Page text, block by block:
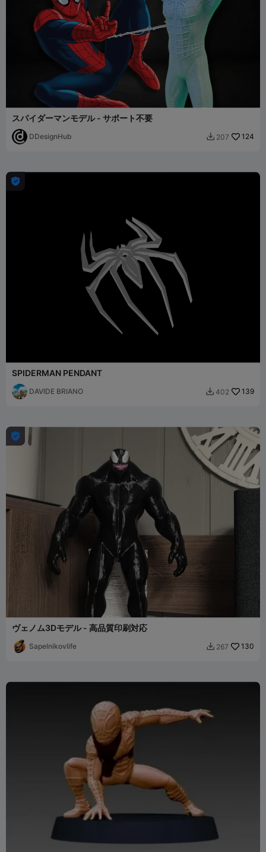
スパイダーマンモデル - サポート不要
DDesignHub  207 124

SPIDERMAN PENDANT
DAVIDE BRIANO  402 139

ヴェノム3Dモデル - 高品質印刷対応
Sapelnikovlife  267 130